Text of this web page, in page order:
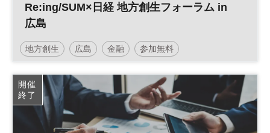
Re:ing/SUM×日経 地方創生フォーラム in
広島
地方創生 広島 金融 参加無料
開催
終了